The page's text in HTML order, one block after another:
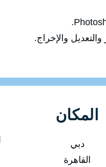
والإخراج.
المكان
دبي
القاهرة